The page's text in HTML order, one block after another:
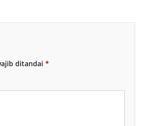
ditandai *